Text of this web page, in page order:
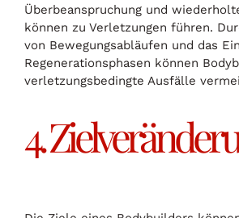
Überbeanspruchung und
können zu Verletzungen führen.
von Bewegungsabläufen und das
Regenerationsphasen können
verletzungsbedingte Ausfälle
4.